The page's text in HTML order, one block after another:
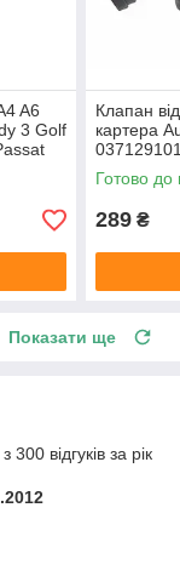
A6
3 Golf
Клапан
картера
Німеччина
Готово до
289 ₴
Показати ще
відгуків за рік